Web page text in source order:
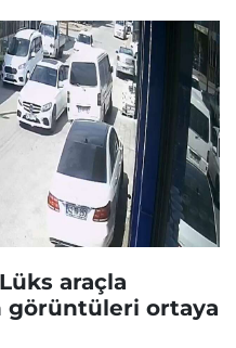
araçla
görüntüleri ortaya